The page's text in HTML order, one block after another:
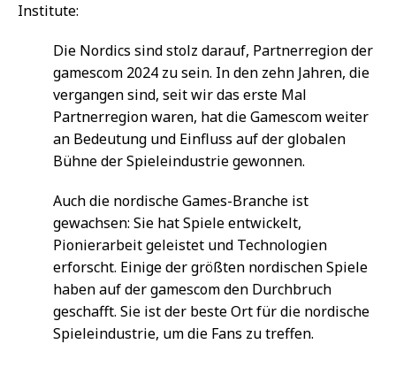
Institute:
Die Nordics sind stolz darauf, Partnerregion der
gamescom 2024 zu sein. In den zehn Jahren, die
vergangen sind, seit wir das erste Mal
Partnerregion waren, hat die Gamescom weiter
an Bedeutung und Einfluss auf der globalen
Bühne der Spieleindustrie gewonnen.
Auch die nordische Games-Branche ist
gewachsen: Sie hat Spiele entwickelt,
Pionierarbeit geleistet und Technologien
erforscht. Einige der größten nordischen Spiele
haben auf der gamescom den Durchbruch
geschafft. Sie ist der beste Ort für die nordische
Spieleindustrie, um die Fans zu treffen.